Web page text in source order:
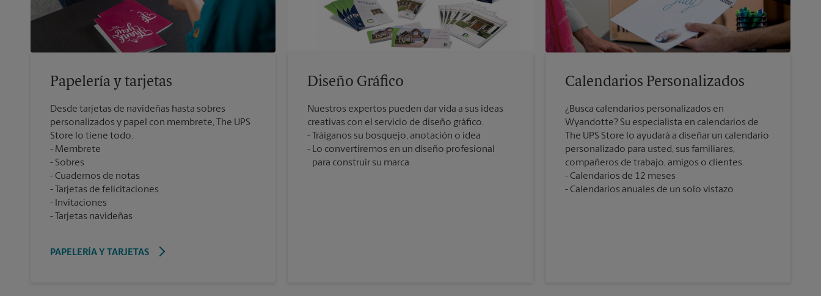
Papelería y tarjetas
Desde tarjetas de navideñas hasta sobres
personalizados y papel con membrete, The UPS
Store lo tiene todo.
Membrete
Sobres
Cuadernos de notas
Tarjetas de felicitaciones
Invitaciones
Tarjetas navideñas
PAPELERÍA Y TARJETAS
Diseño Gráfico
Nuestros expertos pueden dar vida a sus ideas
creativas con el servicio de diseño gráfico.
Tráiganos su bosquejo, anotación o idea
Lo convertiremos en un diseño profesional
para construir su marca
Calendarios Personalizados
¿Busca calendarios personalizados en
Wyandotte? Su especialista en calendarios de
The UPS Store lo ayudará a diseñar un calendario
personalizado para usted, sus familiares,
compañeros de trabajo, amigos o clientes.
Calendarios de 12 meses
Calendarios anuales de un solo vistazo